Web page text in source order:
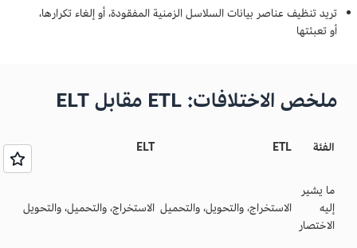
تريد تنظيف عناصر بيانات السلاسل الزمنية المفقودة، أو إلغاء تكرارها،
أو تعبئتها
ملخص الاختلافات: ETL مقابل ELT
الفئة ETL
ELT
ما يشير
إليه
الاختصار
الاستخراج، والتحويل، والتحميل الاستخراج، والتحميل، والتحويل